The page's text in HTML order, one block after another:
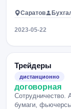
Саратов
2023-05-22
Трейдеры
дистанционно
договорная
Сотрудничество.
бумаги,